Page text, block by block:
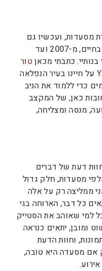
מסעדות, ועכשיו גם
. ובסוג של מפנה מהפכני בחיים, מ-2007 ועד
טור
על חיינו בעיר הנפלאה
כדי ללמוד את הניב
כאן, של המקצב
מנסה ומצליחה,
דעת של דברים
מסעדות, חלק גדול
ממליצה רק על אלה
כל דבר, הארוחה בגי
למי שאוהב את הסטייק
ומובן, יתאים כנראה
וחוות הדעת
אם מסעדה היא טובה,